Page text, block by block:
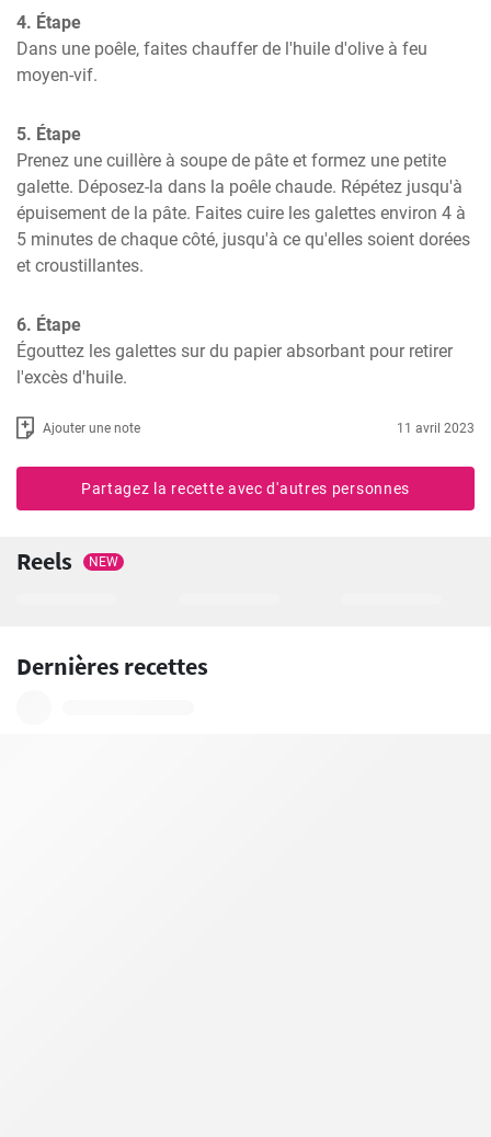
4. Étape
Dans une poêle, faites chauffer de l'huile d'olive à feu
moyen-vif.
5. Étape
Prenez une cuillère à soupe de pâte et formez une petite
galette. Déposez-la dans la poêle chaude. Répétez jusqu'à
épuisement de la pâte. Faites cuire les galettes environ 4 à
5 minutes de chaque côté, jusqu'à ce qu'elles soient dorées
et croustillantes.
6. Étape
Égouttez les galettes sur du papier absorbant pour retirer
l'excès d'huile.
Ajouter une note 11 avril 2023
Partagez la recette avec d'autres personnes
Reels NEW
Dernières recettes